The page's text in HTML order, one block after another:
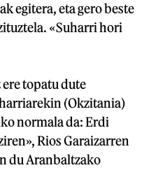
egitera, eta gero beste
«Suharri hori
topatu dute
(Okzitania)
normala da: Erdi
Rios Garaizarren
du Aranbaltzako